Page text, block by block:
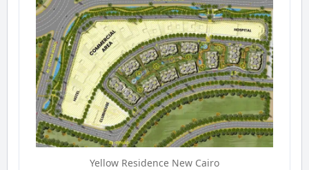
Yellow Residence New Cairo